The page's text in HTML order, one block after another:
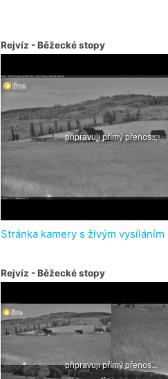
Rejvíz - Běžecké stopy
Stránka kamery s živým vysíláním
Rejvíz - Běžecké stopy